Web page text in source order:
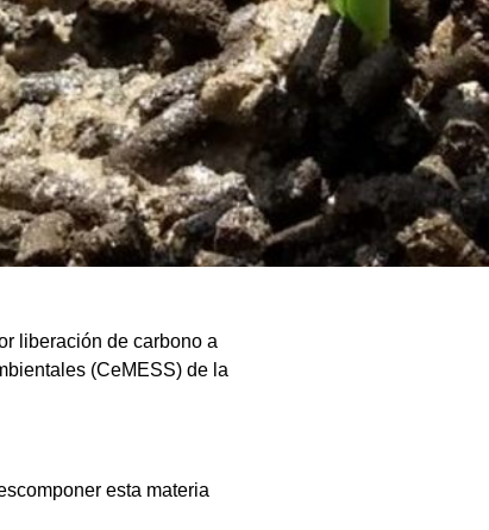
liberación de carbono a
(CeMESS) de la
esta materia